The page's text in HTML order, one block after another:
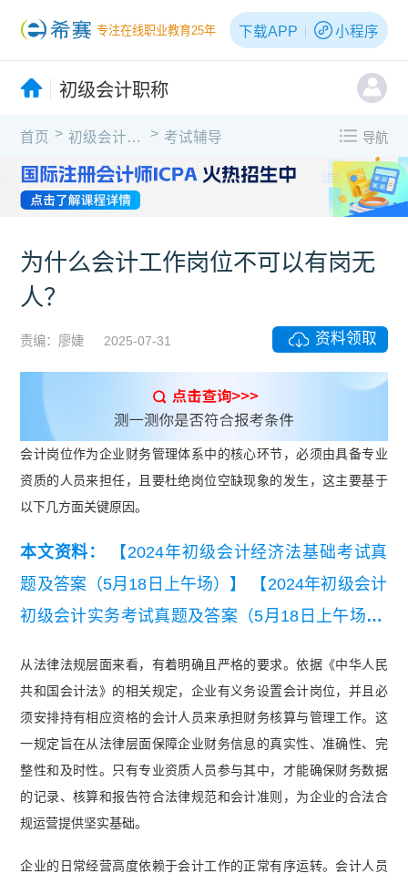
专注在线职业教育25年 下载APP 小程序
初级会计职称
首页 > 初级会计职称 > 考试辅导 导航
为什么会计工作岗位不可以有岗无
人？
责编：廖婕 2025-07-31 资料领取
会计岗位作为企业财务管理体系中的核心环节，必须由具备专业
资质的人员来担任，且要杜绝岗位空缺现象的发生，这主要基于
以下几方面关键原因。
本文资料：
【2024年初级会计经济法基础考试真
题及答案（5月18日上午场）】
【2024年初级会计
初级会计实务考试真题及答案（5月18日上午场）.
从法律法规层面来看，有着明确且严格的要求。依据《中华人民
共和国会计法》的相关规定，企业有义务设置会计岗位，并且必
须安排持有相应资格的会计人员来承担财务核算与管理工作。这
一规定旨在从法律层面保障企业财务信息的真实性、准确性、完
整性和及时性。只有专业资质人员参与其中，才能确保财务数据
的记录、核算和报告符合法律规范和会计准则，为企业的合法合
规运营提供坚实基础。
企业的日常经营高度依赖于会计工作的正常有序运转。会计人员